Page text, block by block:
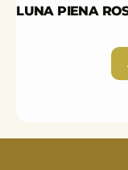
LUNA PIENA